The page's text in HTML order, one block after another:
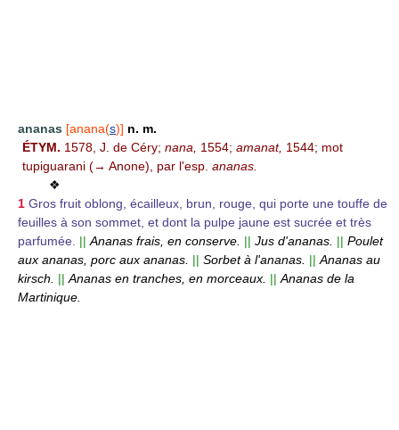
ananas [anana(s)] n. m.
ÉTYM. 1578, J. de Céry; nana, 1554; amanat, 1544; mot
tupiguarani (→ Anone), par l'esp. ananas.
❖
1 Gros fruit oblong, écailleux, brun, rouge, qui porte une touffe de
feuilles à son sommet, et dont la pulpe jaune est sucrée et très
parfumée. || Ananas frais, en conserve. || Jus d'ananas. || Poulet
aux ananas, porc aux ananas. || Sorbet à l'ananas. || Ananas au
kirsch.
|| Ananas en tranches, en morceaux. || Ananas de la
Martinique.